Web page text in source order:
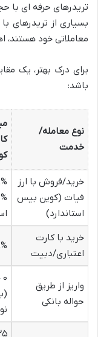
تریدرهای حرفه ای با
بسیاری از تریدرهای
معاملاتی خود هستند،
برای درک بهتر، یک
باشد:
نوع معامله/
خدمت
خرید/فروش با ارز
فیات (کوین بیس
استاندارد)
خرید با کارت
اعتباری/دبیت
واریز از طریق
حواله بانکی